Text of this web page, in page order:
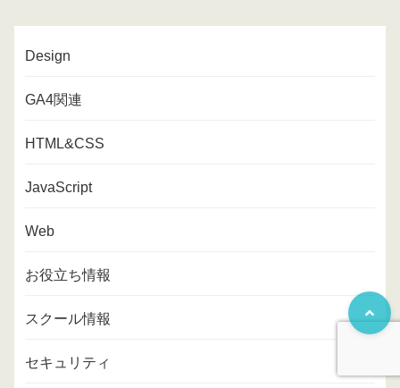
Design
GA4関連
HTML&CSS
JavaScript
Web
お役立ち情報
スクール情報
セキュリティ